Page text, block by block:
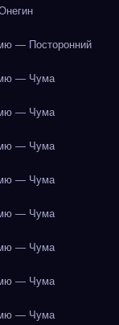
— Посторонний
— Чума
— Чума
— Чума
— Чума
— Чума
— Чума
— Чума
— Чума